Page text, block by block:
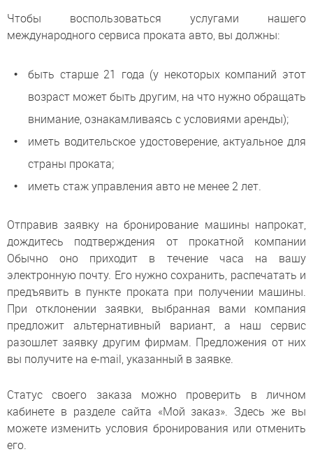
Чтобы воспользоваться услугами нашего
международного сервиса проката авто, вы должны:
быть старше 21 года (у некоторых компаний этот
возраст может быть другим, на что нужно обращать
внимание, ознакамливаясь с условиями аренды);
иметь водительское удостоверение, актуальное для
страны проката;
иметь стаж управления авто не менее 2 лет.
Отправив заявку на бронирование машины напрокат,
дождитесь подтверждения от прокатной компании
Обычно оно приходит в течение часа на вашу
электронную почту. Его нужно сохранить, распечатать и
предъявить в пункте проката при получении машины.
При отклонении заявки, выбранная вами компания
предложит альтернативный вариант, а наш сервис
разошлет заявку другим фирмам. Предложения от них
вы получите на e-mail, указанный в заявке.
Статус своего заказа можно проверить в личном
кабинете в разделе сайта «Мой заказ». Здесь же вы
можете изменить условия бронирования или отменить
его.